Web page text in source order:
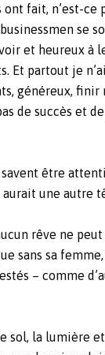
fait, n’est-
se
et heureux
Et partout je
généreux,
de succès et
être
une autre
rêve ne
sans sa
– comme
la lumière